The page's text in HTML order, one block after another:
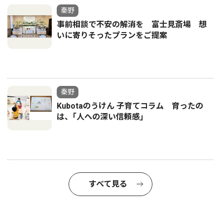
秦野
事前相談で不安の解消を 富士見斎場 想
いに寄りそったプランをご提案
秦野
Kubotaのうけん 子育てコラム 育ったの
は、｢人への深い信頼感｣
すべて見る